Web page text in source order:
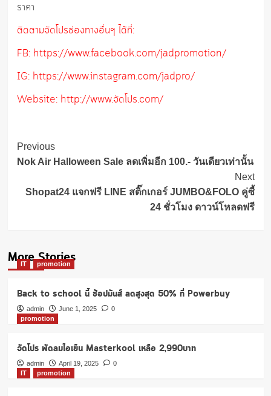
ราคา
ติดตามจัดโปรช่องทางอื่นๆ ได้ที่:
FB: https://www.facebook.com/jadpromotion/
IG: https://www.instagram.com/jadpro/
Website: http://www.จัดโปร.com/
Post
Navigation
Previous
Nok Air Halloween Sale ลดเพิ่มอีก 100.- วันเดียวเท่านั้น
Next
Shopat24 แจกฟรี LINE สติ๊กเกอร์ JUMBO&FOLO คู่ซี้
24 ชั่วโมง ดาวน์โหลดฟรี
More Stories
IT promotion
Back to school นี้ ช้อปมันส์ ลดสูงสุด 50% ที่ Powerbuy
admin June 1, 2025
0
promotion
จัดโปร พัดลมไอเย็น Masterkool เหลือ 2,990บาท
admin April 19, 2025
0
IT
promotion